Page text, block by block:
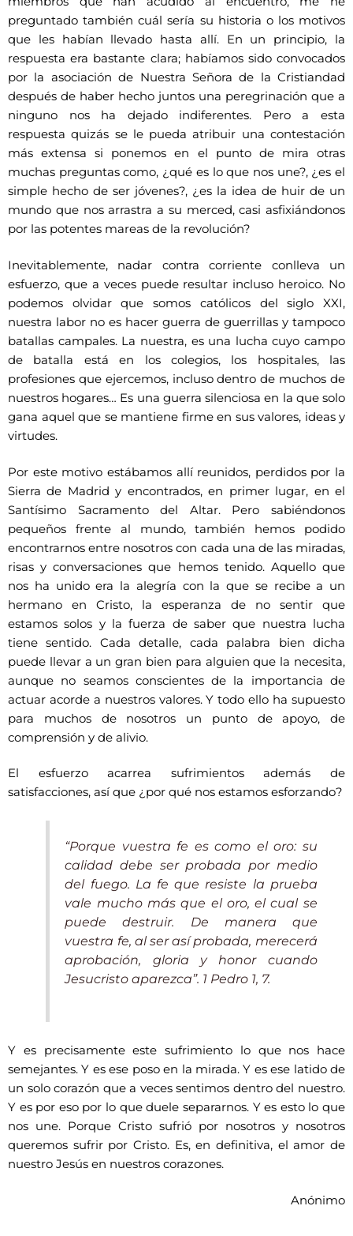
preguntado también cuál sería su historia o los motivos
que les habían llevado hasta allí. En un principio, la
respuesta era bastante clara; habíamos sido convocados
por la asociación de Nuestra Señora de la Cristiandad
después de haber hecho juntos una peregrinación que a
ninguno nos ha dejado indiferentes. Pero a esta
respuesta quizás se le pueda atribuir una contestación
más extensa si ponemos en el punto de mira otras
muchas preguntas como, ¿qué es lo que nos une?, ¿es el
simple hecho de ser jóvenes?, ¿es la idea de huir de un
mundo que nos arrastra a su merced, casi asfixiándonos
por las potentes mareas de la revolución?
Inevitablemente, nadar contra corriente conlleva un
esfuerzo, que a veces puede resultar incluso heroico. No
podemos olvidar que somos católicos del siglo XXI,
nuestra labor no es hacer guerra de guerrillas y tampoco
batallas campales. La nuestra, es una lucha cuyo campo
de batalla está en los colegios, los hospitales, las
profesiones que ejercemos, incluso dentro de muchos de
nuestros hogares… Es una guerra silenciosa en la que solo
gana aquel que se mantiene firme en sus valores, ideas y
virtudes.
Por este motivo estábamos allí reunidos, perdidos por la
Sierra de Madrid y encontrados, en primer lugar, en el
Santísimo Sacramento del Altar. Pero sabiéndonos
pequeños frente al mundo, también hemos podido
encontrarnos entre nosotros con cada una de las miradas,
risas y conversaciones que hemos tenido. Aquello que
nos ha unido era la alegría con la que se recibe a un
hermano en Cristo, la esperanza de no sentir que
estamos solos y la fuerza de saber que nuestra lucha
tiene sentido. Cada detalle, cada palabra bien dicha
puede llevar a un gran bien para alguien que la necesita,
aunque no seamos conscientes de la importancia de
actuar acorde a nuestros valores. Y todo ello ha supuesto
para muchos de nosotros un punto de apoyo, de
comprensión y de alivio.
El esfuerzo acarrea sufrimientos además de
satisfacciones, así que ¿por qué nos estamos esforzando?
“Porque vuestra fe es como el oro: su
calidad debe ser probada por medio
del fuego. La fe que resiste la prueba
vale mucho más que el oro, el cual se
puede destruir. De manera que
vuestra fe, al ser así probada, merecerá
aprobación, gloria y honor cuando
Jesucristo aparezca”. 1 Pedro 1, 7.
Y es precisamente este sufrimiento lo que nos hace
semejantes. Y es ese poso en la mirada. Y es ese latido de
un solo corazón que a veces sentimos dentro del nuestro.
Y es por eso por lo que duele separarnos. Y es esto lo que
nos une. Porque Cristo sufrió por nosotros y nosotros
queremos sufrir por Cristo. Es, en definitiva, el amor de
nuestro Jesús en nuestros corazones.
Anónimo